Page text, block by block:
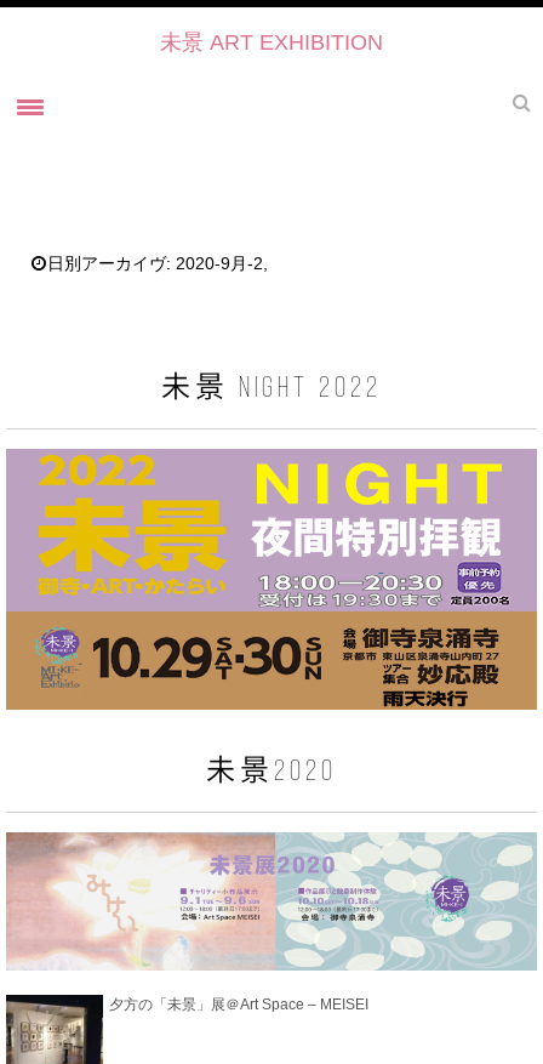
未景 ART EXHIBITION
未景2021・出展作家紹介
お問い合せ
未景イベントのご予約について2022
日別アーカイヴ: 2020-9月-2,
未景 NIGHT 2022
未景2020
夕方の「未景」展＠Art Space – MEISEI